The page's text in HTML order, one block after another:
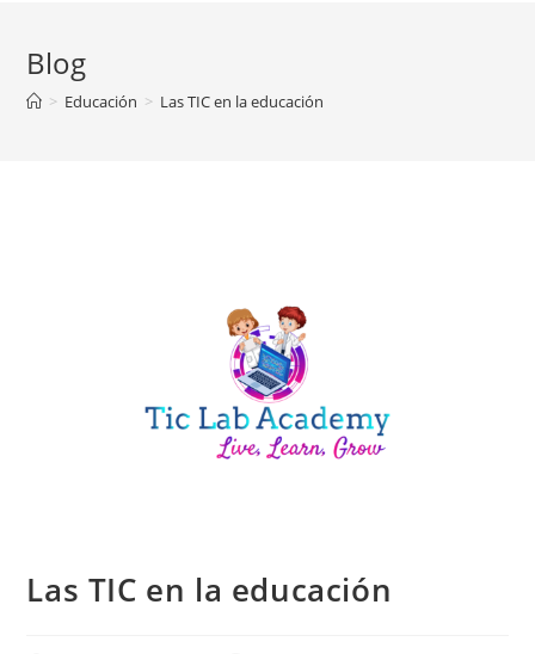
Blog
> Educación > Las TIC en la educación
Las TIC en la educación